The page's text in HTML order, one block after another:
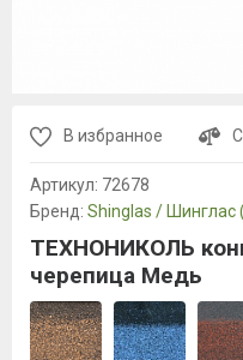
В избранное
Артикул: 72678
Бренд: Shinglas / Шинглас
ТЕХНОНИКОЛЬ
черепица Медь